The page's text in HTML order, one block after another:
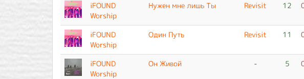
iFOUND
Worship
Нужен мне лишь Ты Revisit 12
iFOUND
Worship
Один Путь Revisit 11
iFOUND
Worship
Он Живой - 5